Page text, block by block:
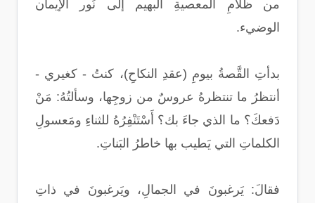
من ظَلامِ المعصيةِ البهيم إلى نُور الإيمان
الوضيء.
بدأتِ القَّصةُ بيومِ (عقدِ النكاحِ)، كنتُ - كغيري -
أنتظرُ ما تنتظرهُ عروسٌ من زوجِها، وسألتُهُ: مَنْ
دَفعكَ؟ ما الذي جاءَ بك؟ أَسْتَنْفِرُهُ للثناءِ ومَعسولِ
الكلماتِ التي يَطيب بها خاطرُ البَناتِ.
فقالَ: يَرغبونَ في الجمالِ، ويَرغبونَ في ذاتِ